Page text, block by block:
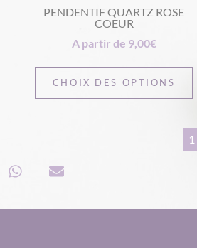
PENDENTIF QUARTZ ROSE
COEUR
A partir de 9,00€
CHOIX DES OPTIONS
1